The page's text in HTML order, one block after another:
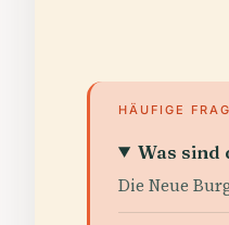
HÄUFIGE
Was sind
Die Neue